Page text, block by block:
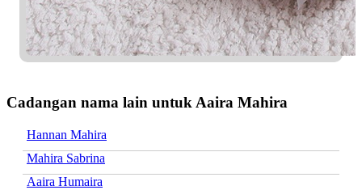
Cadangan nama lain untuk Aaira Mahira
Hannan Mahira
Mahira Sabrina
Aaira Humaira